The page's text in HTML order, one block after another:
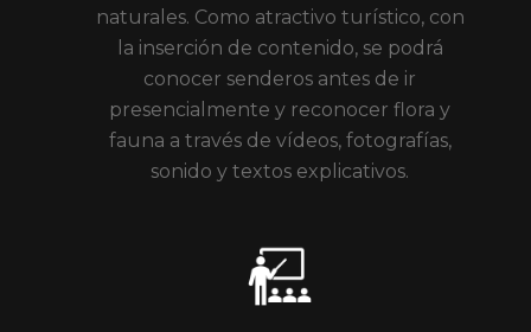
naturales. Como atractivo turístico, con
la inserción de contenido, se podrá
conocer senderos antes de ir
presencialmente y reconocer flora y
fauna a través de vídeos, fotografías,
sonido y textos explicativos.